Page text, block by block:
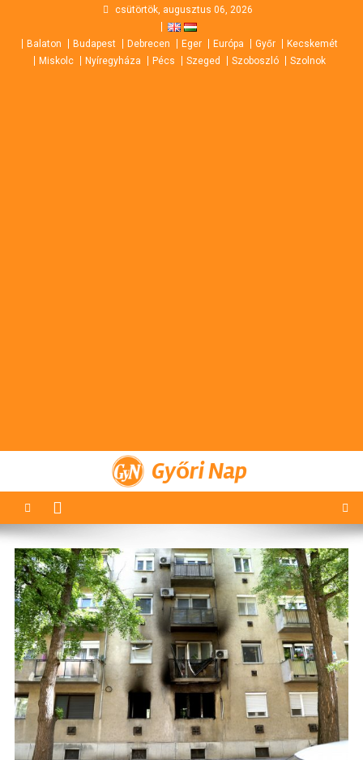
content
csütörtök, augusztus 06, 2026
Balaton Budapest Debrecen Eger Európa Győr
Kecskemét
Miskolc
Nyíregyháza Pécs Szeged Szoboszló Szolnok
Győri Nap